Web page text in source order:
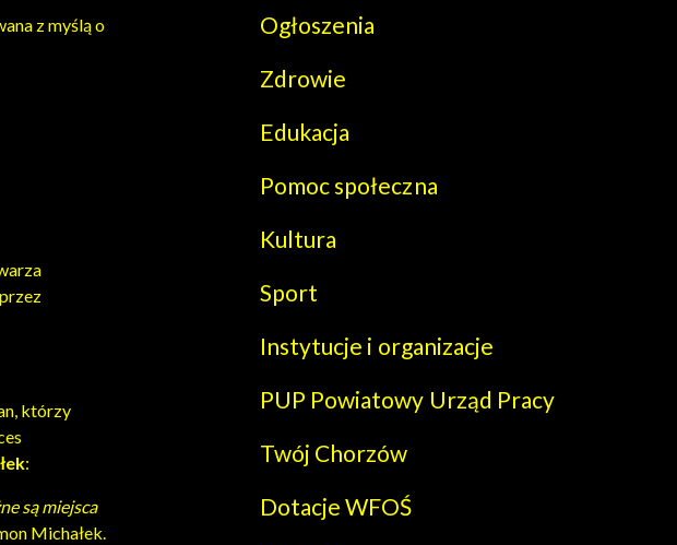
z myślą o
którzy
:
są miejsca
Michałek.
Ogłoszenia
Zdrowie
Edukacja
Pomoc społeczna
Kultura
Sport
Instytucje i organizacje
PUP Powiatowy Urząd Pracy
Twój Chorzów
Dotacje WFOŚ